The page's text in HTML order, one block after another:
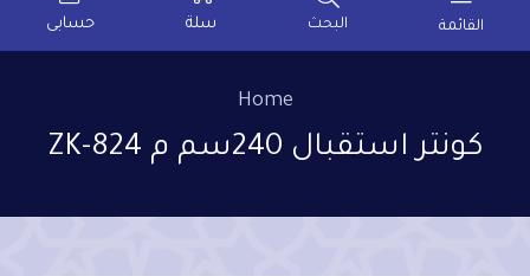
القائمة البحث سلة حسابى
Home
كونتر استقبال 240سم م ZK-824